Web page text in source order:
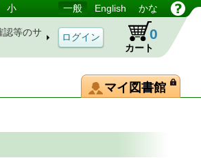
小 一般 English かな
認等のサ
カート
0
マイ図書館